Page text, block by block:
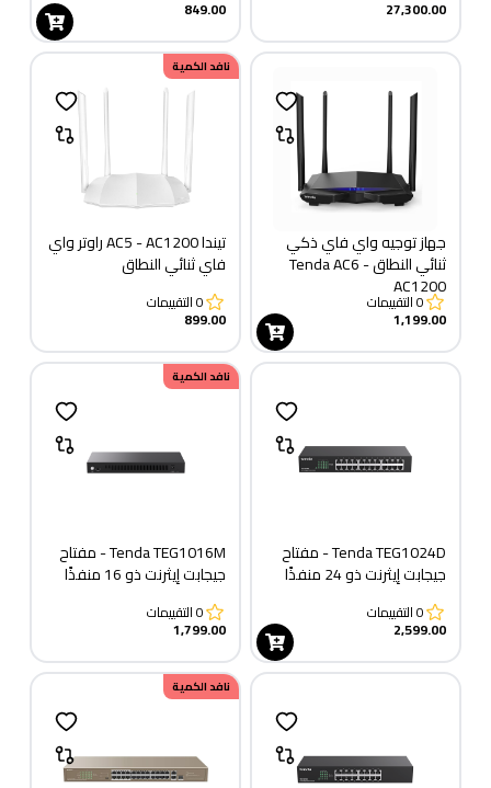
27,300.00
849.00
جهاز توجيه واي فاي ذكي
ثنائي النطاق Tenda AC6 -
AC1200
0التقييمات
1,199.00
نافد الكمية
تيندا AC5 - AC1200 راوتر واي
فاي ثنائي النطاق
0التقييمات
899.00
Tenda TEG1024D - مفتاح
جيجابت إيثرنت ذو 24 منفذًا
0التقييمات
2,599.00
نافد الكمية
Tenda TEG1016M - مفتاح
جيجابت إيثرنت ذو 16 منفذًا
0التقييمات
1,799.00
نافد الكمية